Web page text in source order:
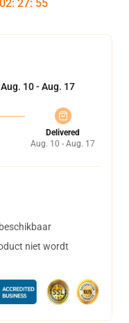
02: 27: 54
Aug. 10 - Aug. 17
Delivered
Aug. 10 - Aug. 17
niet wordt